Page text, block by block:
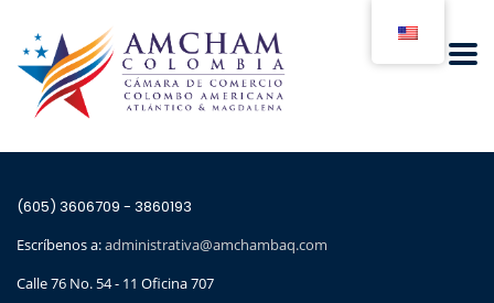
(605) 3606709 - 3860193
Escríbenos a:administrativa@amchambaq.com
Calle 76 No. 54 - 11 Oficina 707